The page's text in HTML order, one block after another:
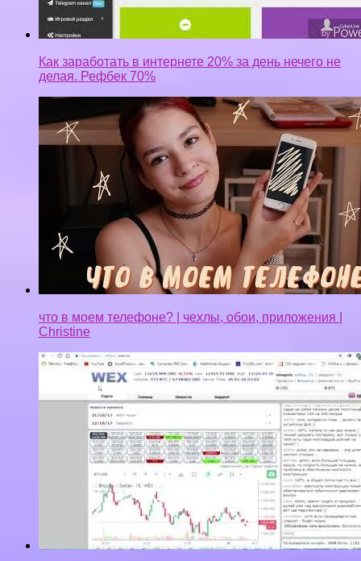
Как заработать в интернете 20% за день нечего не
делая. Рефбек 70%
что в моем телефоне? | чехлы, обои, приложения |
Christine